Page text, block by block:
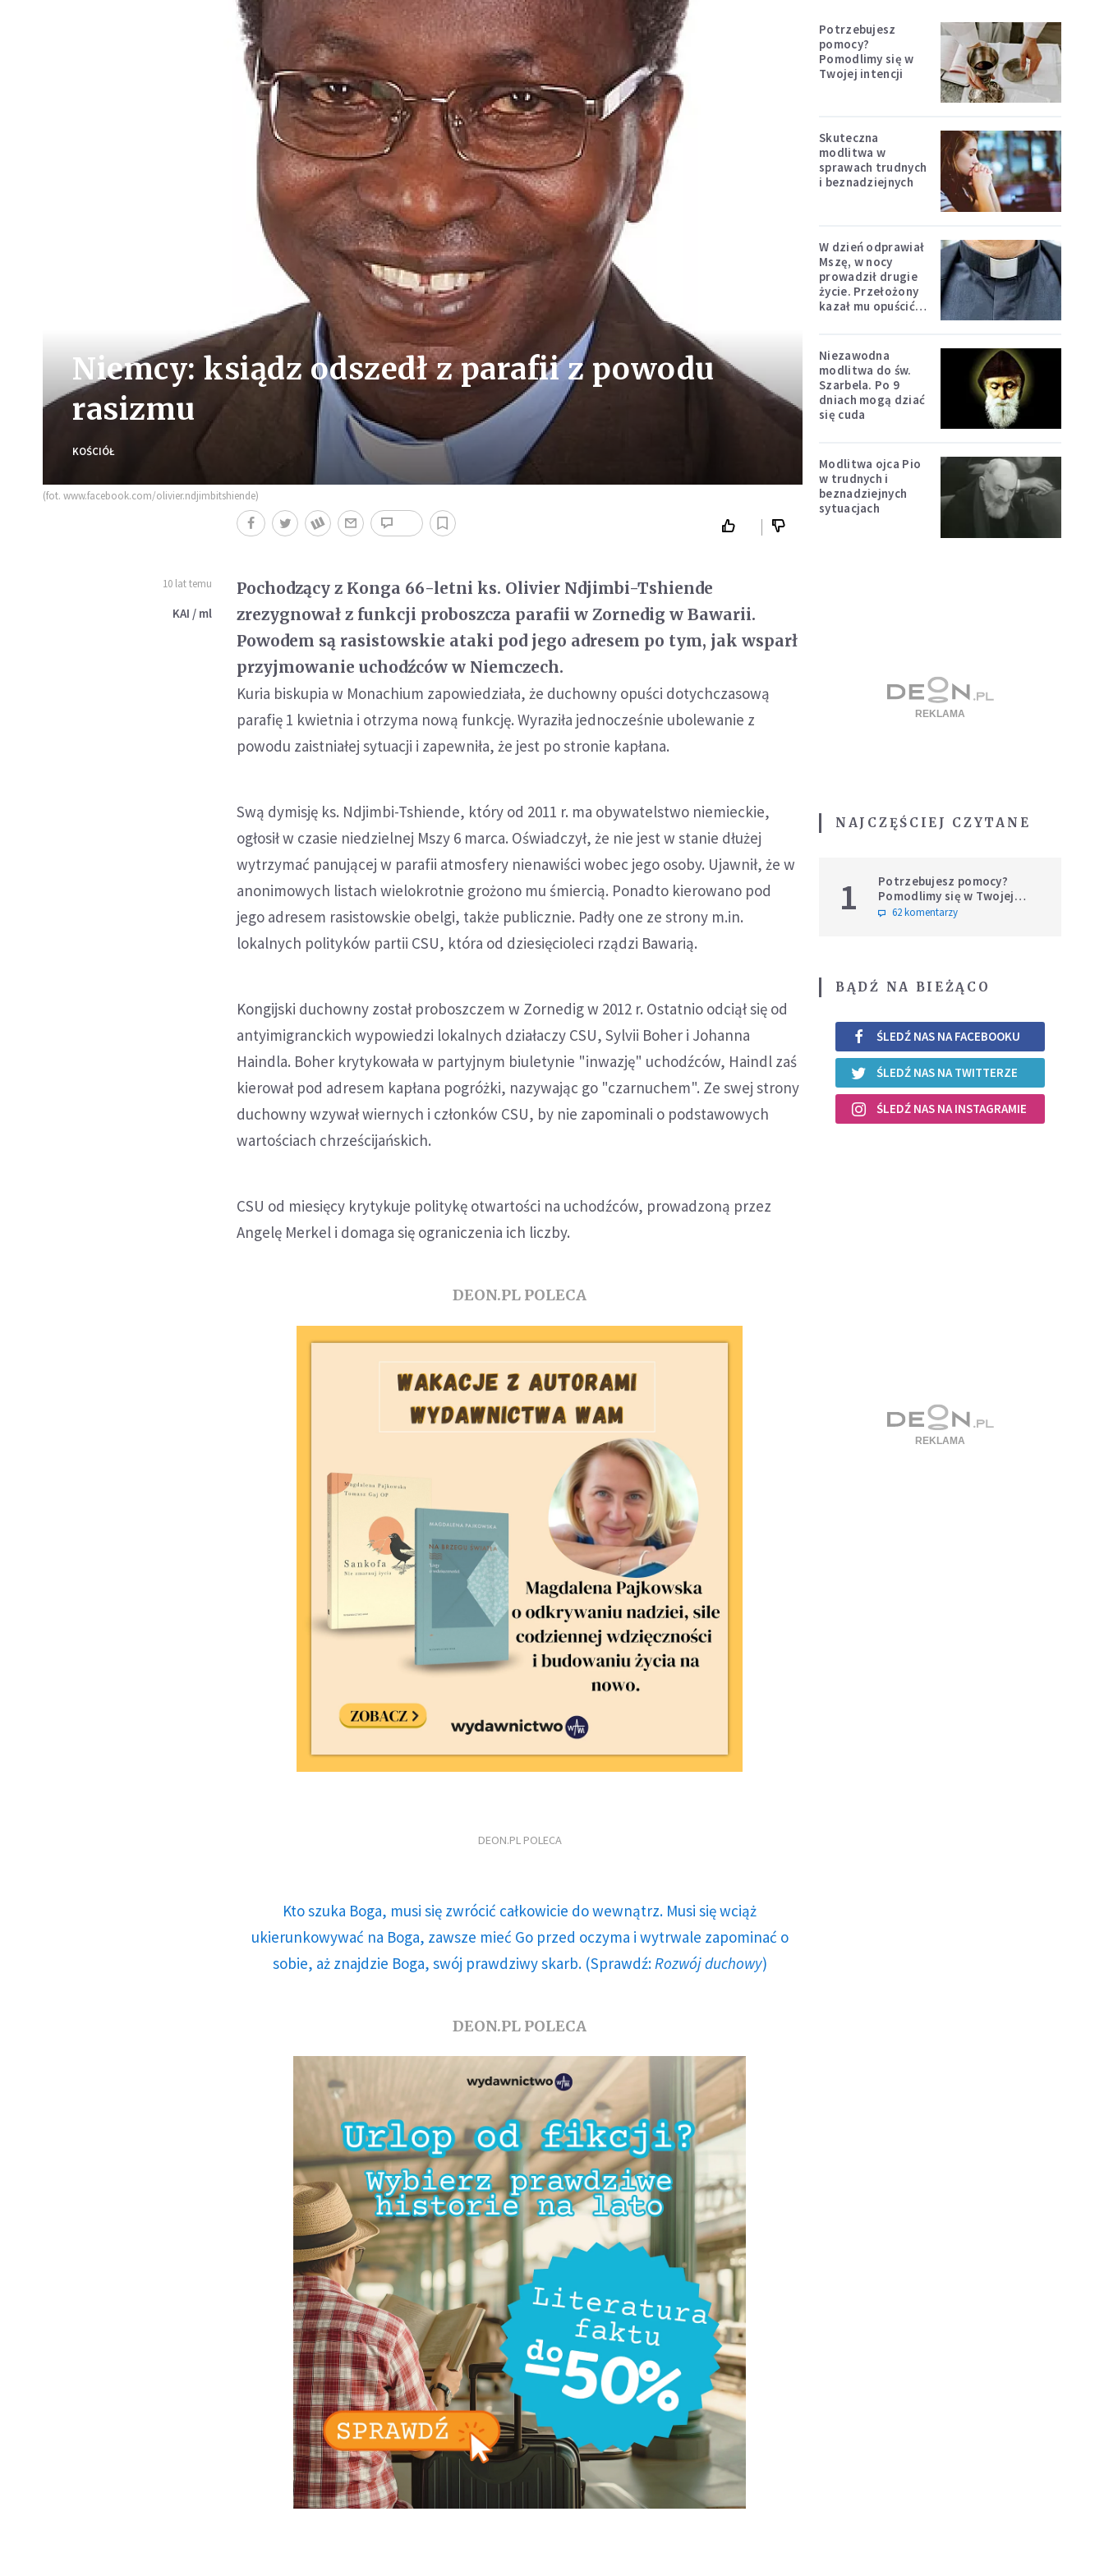
Niemcy: ksiądz odszedł z parafii z powodu
rasizmu
KOŚCIÓŁ
(fot. www.facebook.com/olivier.ndjimbitshiende)
10 lat temu
KAI / ml
Pochodzący z Konga 66-letni ks. Olivier Ndjimbi-Tshiende
zrezygnował z funkcji proboszcza parafii w Zornedig w Bawarii.
Powodem są rasistowskie ataki pod jego adresem po tym, jak wsparł
przyjmowanie uchodźców w Niemczech.
Kuria biskupia w Monachium zapowiedziała, że duchowny opuści dotychczasową
parafię 1 kwietnia i otrzyma nową funkcję. Wyraziła jednocześnie ubolewanie z
powodu zaistniałej sytuacji i zapewniła, że jest po stronie kapłana.
Swą dymisję ks. Ndjimbi-Tshiende, który od 2011 r. ma obywatelstwo niemieckie,
ogłosił w czasie niedzielnej Mszy 6 marca. Oświadczył, że nie jest w stanie dłużej
wytrzymać panującej w parafii atmosfery nienawiści wobec jego osoby. Ujawnił, że w
anonimowych listach wielokrotnie grożono mu śmiercią. Ponadto kierowano pod
jego adresem rasistowskie obelgi, także publicznie. Padły one ze strony m.in.
lokalnych polityków partii CSU, która od dziesięcioleci rządzi Bawarią.
Kongijski duchowny został proboszczem w Zornedig w 2012 r. Ostatnio odciął się od
antyimigranckich wypowiedzi lokalnych działaczy CSU, Sylvii Boher i Johanna
Haindla. Boher krytykowała w partyjnym biuletynie "inwazję" uchodźców, Haindl zaś
kierował pod adresem kapłana pogróżki, nazywając go "czarnuchem". Ze swej strony
duchowny wzywał wiernych i członków CSU, by nie zapominali o podstawowych
wartościach chrześcijańskich.
CSU od miesięcy krytykuje politykę otwartości na uchodźców, prowadzoną przez
Angelę Merkel i domaga się ograniczenia ich liczby.
DEON.PL POLECA
DEON.PL POLECA
Kto szuka Boga, musi się zwrócić całkowicie do wewnątrz. Musi się wciąż
ukierunkowywać na Boga, zawsze mieć Go przed oczyma i wytrwale zapominać o
sobie, aż znajdzie Boga, swój prawdziwy skarb. (Sprawdź: Rozwój duchowy)
DEON.PL POLECA
Potrzebujesz
pomocy?
Pomodlimy się w
Twojej intencji
Skuteczna
modlitwa w
sprawach trudnych
i beznadziejnych
W dzień odprawiał
Mszę, w nocy
prowadził drugie
życie. Przełożony
kazał mu opuścić
Niezawodna
modlitwa do św.
Szarbela. Po 9
dniach mogą dziać
się cuda
Modlitwa ojca Pio
w trudnych i
beznadziejnych
sytuacjach
NAJCZĘŚCIEJ CZYTANE
1
Potrzebujesz pomocy?
Pomodlimy się w Twojej
intencji
62 komentarzy
BĄDŹ NA BIEŻĄCO
ŚLEDŹ NAS NA FACEBOOKU
ŚLEDŹ NAS NA TWITTERZE
ŚLEDŹ NAS NA INSTAGRAMIE